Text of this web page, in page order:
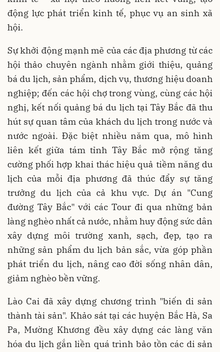
động lực phát triển kinh tế, phục vụ an sinh xã
hội.
Sự khởi động mạnh mẽ của các địa phương từ các
hội thảo chuyên ngành nhằm giới thiệu, quảng
bá du lịch, sản phẩm, dịch vụ, thương hiệu doanh
nghiệp; đến các hội chợ trong vùng, cùng các hội
nghị, kết nối quảng bá du lịch tại Tây Bắc đã thu
hút sự quan tâm của khách du lịch trong nước và
nước ngoài. Ðặc biệt nhiều năm qua, mô hình
liên kết giữa tám tỉnh Tây Bắc mở rộng tăng
cường phối hợp khai thác hiệu quả tiềm năng du
lịch của mỗi địa phương đã thúc đẩy sự tăng
trưởng du lịch của cả khu vực. Dự án "Cung
đường Tây Bắc" với các Tour đi qua những bản
làng nghèo nhất cả nước, nhằm huy động sức dân
xây dựng môi trường xanh, sạch, đẹp, tạo ra
những sản phẩm du lịch bản sắc, vừa góp phần
phát triển du lịch, nâng cao đời sống nhân dân,
giảm nghèo bền vững.
Lào Cai đã xây dựng chương trình "biến di sản
thành tài sản". Khảo sát tại các huyện Bắc Hà, Sa
Pa, Mường Khương đều xây dựng các làng văn
hóa du lịch gắn liền quá trình bảo tồn các di sản